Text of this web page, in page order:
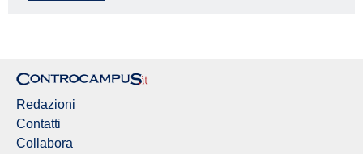
Redazioni
Contatti
Collabora